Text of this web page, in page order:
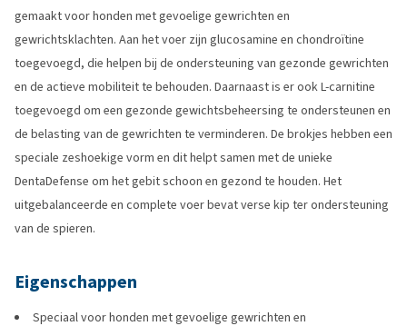
gemaakt voor honden met gevoelige gewrichten en
gewrichtsklachten. Aan het voer zijn glucosamine en chondroïtine
toegevoegd, die helpen bij de ondersteuning van gezonde gewrichten
en de actieve mobiliteit te behouden. Daarnaast is er ook L-carnitine
toegevoegd om een gezonde gewichtsbeheersing te ondersteunen en
de belasting van de gewrichten te verminderen. De brokjes hebben een
speciale zeshoekige vorm en dit helpt samen met de unieke
DentaDefense om het gebit schoon en gezond te houden. Het
uitgebalanceerde en complete voer bevat verse kip ter ondersteuning
van de spieren.
Eigenschappen
Speciaal voor honden met gevoelige gewrichten en